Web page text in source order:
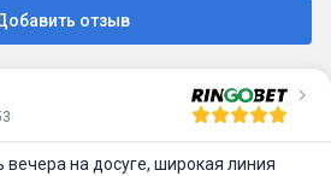
отзыв
вечера на досуге, широкая линия